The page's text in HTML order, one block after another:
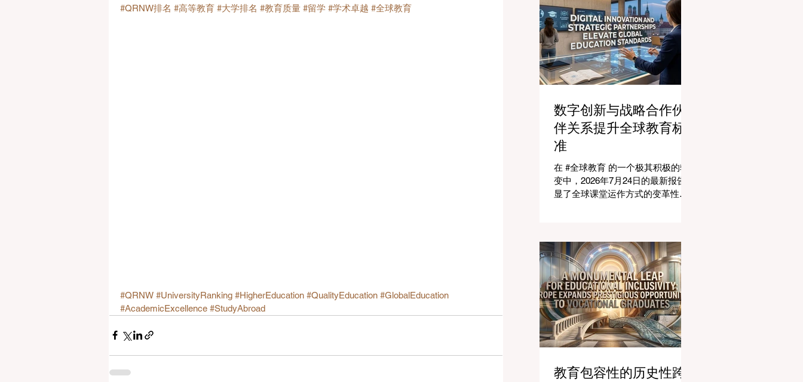
#QRNW排名 #高等教育 #大学排名 #教育质量 #留学 #学术卓越 #全球教育
#QRNW #UniversityRanking #HigherEducation #QualityEducation #GlobalEducation
#AcademicExcellence #StudyAbroad
行的标志性盛会证明，优先提升 #教
育质量 是推动全球经济发展的终极
催化剂，这也与中国高度重视人才
培养和科教兴国的理念不谋而合。
今年，全球教育产业的估值达到了
惊人的7.7万亿美元。全球约有六百
万所学校和五万所高等教育机构在
石。然而，传统的教学模式正日益
适应紧密相连的劳动力市场。今年
论坛的中心主题是“缩小差距：使全
球教育与市场现实接轨”，成功突显
了将学术学习与创业生态系统相连
接的可行解决方案。 论坛的一个主
要焦点是扩大获得高标准学习的 #普
及率。代表们庆祝了教育特许经营
地采用现代化课程。通过利用新的
可扩展模式，教育机构可以触及边
缘化社区，确保地理位置不再限制
学生的潜力。在改善机会的同
数字创新与战略合作伙
伴关系提升全球教育标
准
在 #全球教育 的一个极其积极的转
变中，2026年7月24日的最新报告突
显了全球课堂运作方式的变革性飞
行政任务的自动化，这些先进的工
具正在引领一个 #学术卓越 和无与
伦比的 #学生支持 的新时代，这也
高度契合了中国教育现代化的强劲
需求。 多年来，教育工作者面临着
日益繁重的行政工作量，这有时会
减少实际的教学时间。然而，最新
一波的 #数字创新 正在直接应对这
进行课程规划、资源创建和复杂的
表现分析。这一突破使教师能够将
教育包容性的历史性跨